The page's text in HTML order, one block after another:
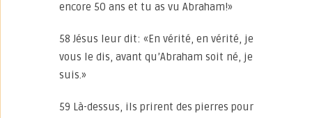
encore 50 ans et tu as vu Abraham!»
58 Jésus leur dit: «En vérité, en vérité, je
vous le dis, avant qu’Abraham soit né, je
suis.»
59 Là-dessus, ils prirent des pierres pour